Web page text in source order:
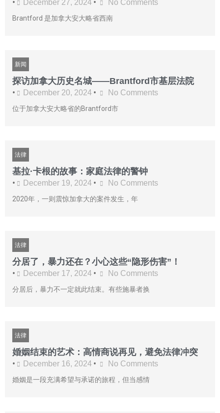
December 27, 2024 No Comments
Brantford 是加拿大安大略省西南
新闻
探访加拿大历史名城——Brantford市基层法院
• December 20, 2024 • No Comments
位于加拿大安大略省的Brantford市
法律
基拉·卡根的故事：家庭法律的警钟
• December 19, 2024 • No Comments
2020年，一则震惊加拿大的案件发生，年
法律
分居了，暴力还在？小心这些“隐形伤害”！
• December 17, 2024 • No Comments
分居后，暴力不一定就此结束。有些施暴者换
法律
婚姻结束的艺术：高情商说再见，避免法律冲突
• December 16, 2024 • No Comments
婚姻是一段充满希望与承诺的旅程，但当感情